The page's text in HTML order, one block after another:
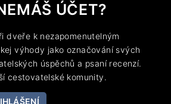
ÚČET?
dveře k nezapomenutelným
výhody jako označování svých
úspěchů a psaní recenzí.
cestovatelské komunity.